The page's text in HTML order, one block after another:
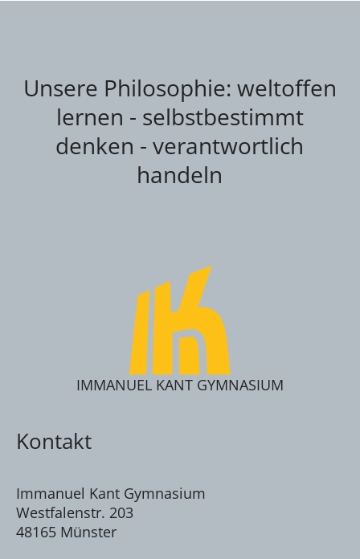
Unsere Philosophie: weltoffen
lernen - selbstbestimmt
denken - verantwortlich
handeln
IMMANUEL KANT GYMNASIUM
Kontakt
Immanuel Kant Gymnasium
Westfalenstr. 203
48165 Münster